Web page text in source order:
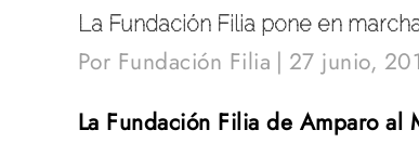
La Fundación Filia pone en
Por Fundación Filia | 27 junio,
La Fundación Filia de Amparo al